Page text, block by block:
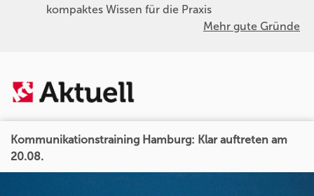
kompaktes Wissen für die Praxis
Mehr gute Gründe
Kommunikationstraining Hamburg: Klar auftreten am
20.08.